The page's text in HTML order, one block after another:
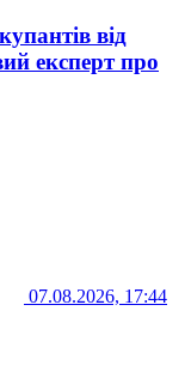
від
експерт про
07.08.2026, 17:44